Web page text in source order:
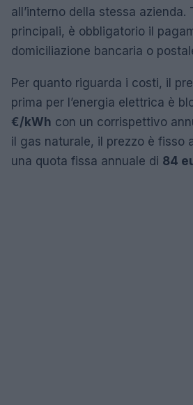
all’interno della stessa azienda.
principali, è obbligatorio il
domiciliazione bancaria o
Per quanto riguarda i costi, il
prima per l’energia elettrica è
€/kWh con un corrispettivo
il gas naturale, il prezzo è fisso
una quota fissa annuale di 84